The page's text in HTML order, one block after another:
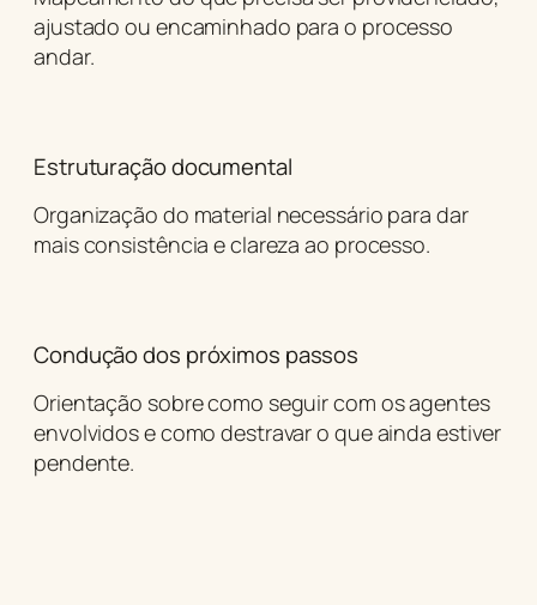
ajustado ou encaminhado para o processo
andar.
Estruturação documental
Organização do material necessário para dar
mais consistência e clareza ao processo.
Condução dos próximos passos
Orientação sobre como seguir com os agentes
envolvidos e como destravar o que ainda estiver
pendente.